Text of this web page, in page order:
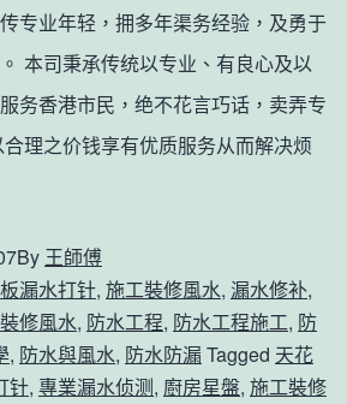
专业年轻，拥多年渠务经验，及勇于
本司秉承传统以专业、有良心及以
务香港市民，绝不花言巧话，卖弄专
理之价钱享有优质服务从而解决烦
By 王師傅
漏水打针, 施工裝修風水, 漏水修补,
裝修風水, 防水工程, 防水工程施工, 防
, 防水與風水, 防水防漏 Tagged 天花
针, 專業漏水侦测, 廚房星盤, 施工裝修